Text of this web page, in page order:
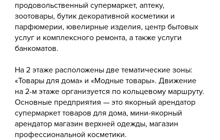
продовольственный супермаркет, аптеку,
зоотовары, бутик декоративной косметики и
парфюмерии, ювелирные изделия, центр бытовых
услуг и комплексного ремонта, а также услуги
банкоматов.
На 2 этаже расположены две тематические зоны:
«Товары для дома» и «Модные товары». Движение
на 2-м этаже организуется по кольцевому маршруту.
Основные предприятия — это якорный арендатор
супермаркет товаров для дома, мини-якорный
арендатор магазин верхней одежды, магазин
профессиональной косметики.